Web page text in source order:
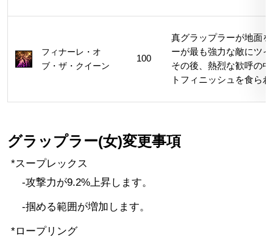
フィナーレ・オ
ブ・ザ・クイーン
100
真グラップラーが地面
ーが最も強力な敵にツ
その後、熱烈な歓呼の
トフィニッシュを食ら
グラップラー(女)変更事項
*スープレックス
-攻撃力が9.2%上昇します。
-掴める範囲が増加します。
*ロープリング